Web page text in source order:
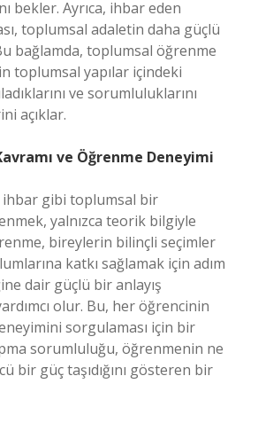
bekler. Ayrıca, ihbar eden
toplumsal adaletin daha güçlü
bağlamda, toplumsal öğrenme
toplumsal yapılar içindeki
ve sorumluluklarını
açıklar.
ve Öğrenme Deneyimi
ihbar gibi toplumsal bir
yalnızca teorik bilgiyle
bireylerin bilinçli seçimler
katkı sağlamak için adım
dair güçlü bir anlayış
olur. Bu, her öğrencinin
sorgulaması için bir
sorumluluğu, öğrenmenin ne
bir güç taşıdığını gösteren bir